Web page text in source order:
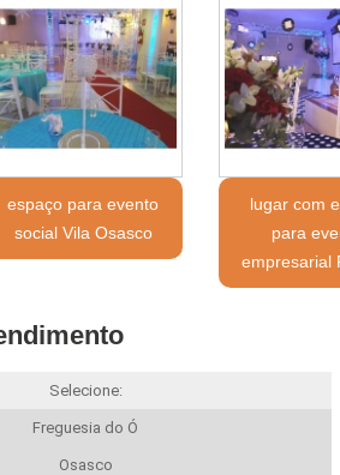
espaço para evento
social Vila Osasco
lugar com
para
empresarial
Selecione:
Freguesia do Ó
Osasco